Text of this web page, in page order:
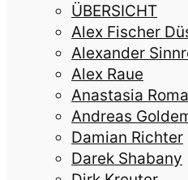
ÜBERSICHT
Alex Fischer
Alexander
Alex Raue
Anastasia
Andreas
Damian Richter
Darek Shabany